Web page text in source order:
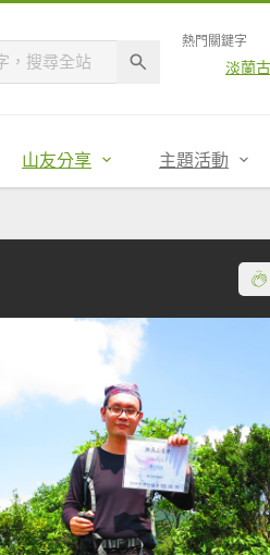
熱門關鍵字
淡蘭
山友分享 主題活動